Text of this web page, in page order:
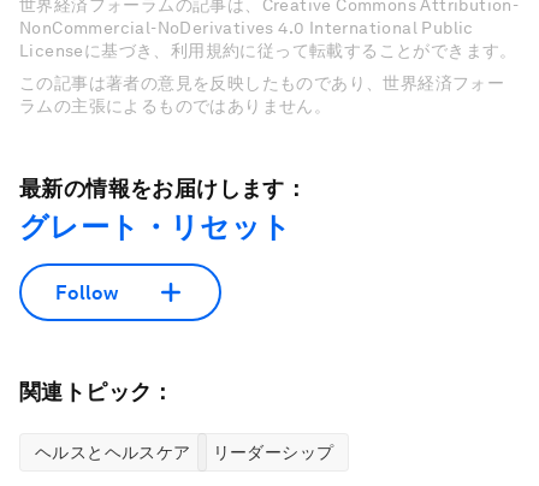
世界経済フォーラムの記事は、Creative Commons Attribution-
NonCommercial-NoDerivatives 4.0 International Public
Licenseに基づき、利用規約に従って転載することができます。
この記事は著者の意見を反映したものであり、世界経済フォー
ラムの主張によるものではありません。
最新の情報をお届けします：
グレート・リセット
Follow
関連トピック：
ヘルスとヘルスケア リーダーシップ